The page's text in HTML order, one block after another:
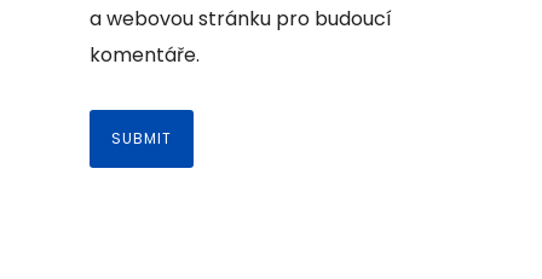
a webovou stránku pro budoucí
komentáře.